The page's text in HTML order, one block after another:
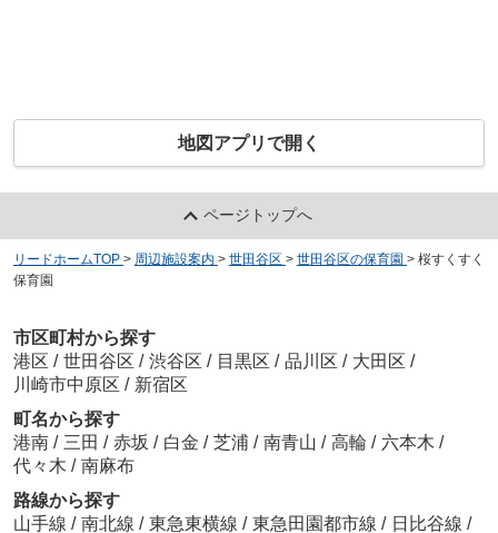
地図アプリで開く
ページトップへ
リードホームTOP > 周辺施設案内 > 世田谷区 > 世田谷区の保育園 > 桜すくすく
保育園
市区町村から探す
港区 / 世田谷区 / 渋谷区 / 目黒区 / 品川区 / 大田区 /
川崎市中原区 / 新宿区
町名から探す
港南 / 三田 / 赤坂 / 白金 / 芝浦 / 南青山 / 高輪 / 六本木 /
代々木 / 南麻布
路線から探す
山手線 / 南北線 / 東急東横線 / 東急田園都市線 / 日比谷線 /